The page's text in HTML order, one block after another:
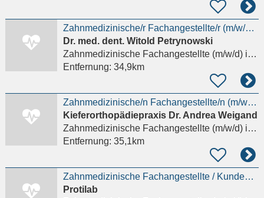
Zahnmedizinische/r Fachangestellte/r (m/w/d) gesucht!
Dr. med. dent. Witold Petrynowski
Zahnmedizinische Fachangestellte (m/w/d)in Taunusstein, Bleidenstadt
Entfernung: 34,9km
Zahnmedizinische/n Fachangestellte/n (m/w/d) in Voll- oder Teilzeit gesucht!
Kieferorthopädiepraxis Dr. Andrea Weigand
Zahnmedizinische Fachangestellte (m/w/d)in Taunusstein, Hahn
Entfernung: 35,1km
Zahnmedizinische Fachangestellte / KundenberaterIn / administrative AssistentIn (m/w/d)
Protilab